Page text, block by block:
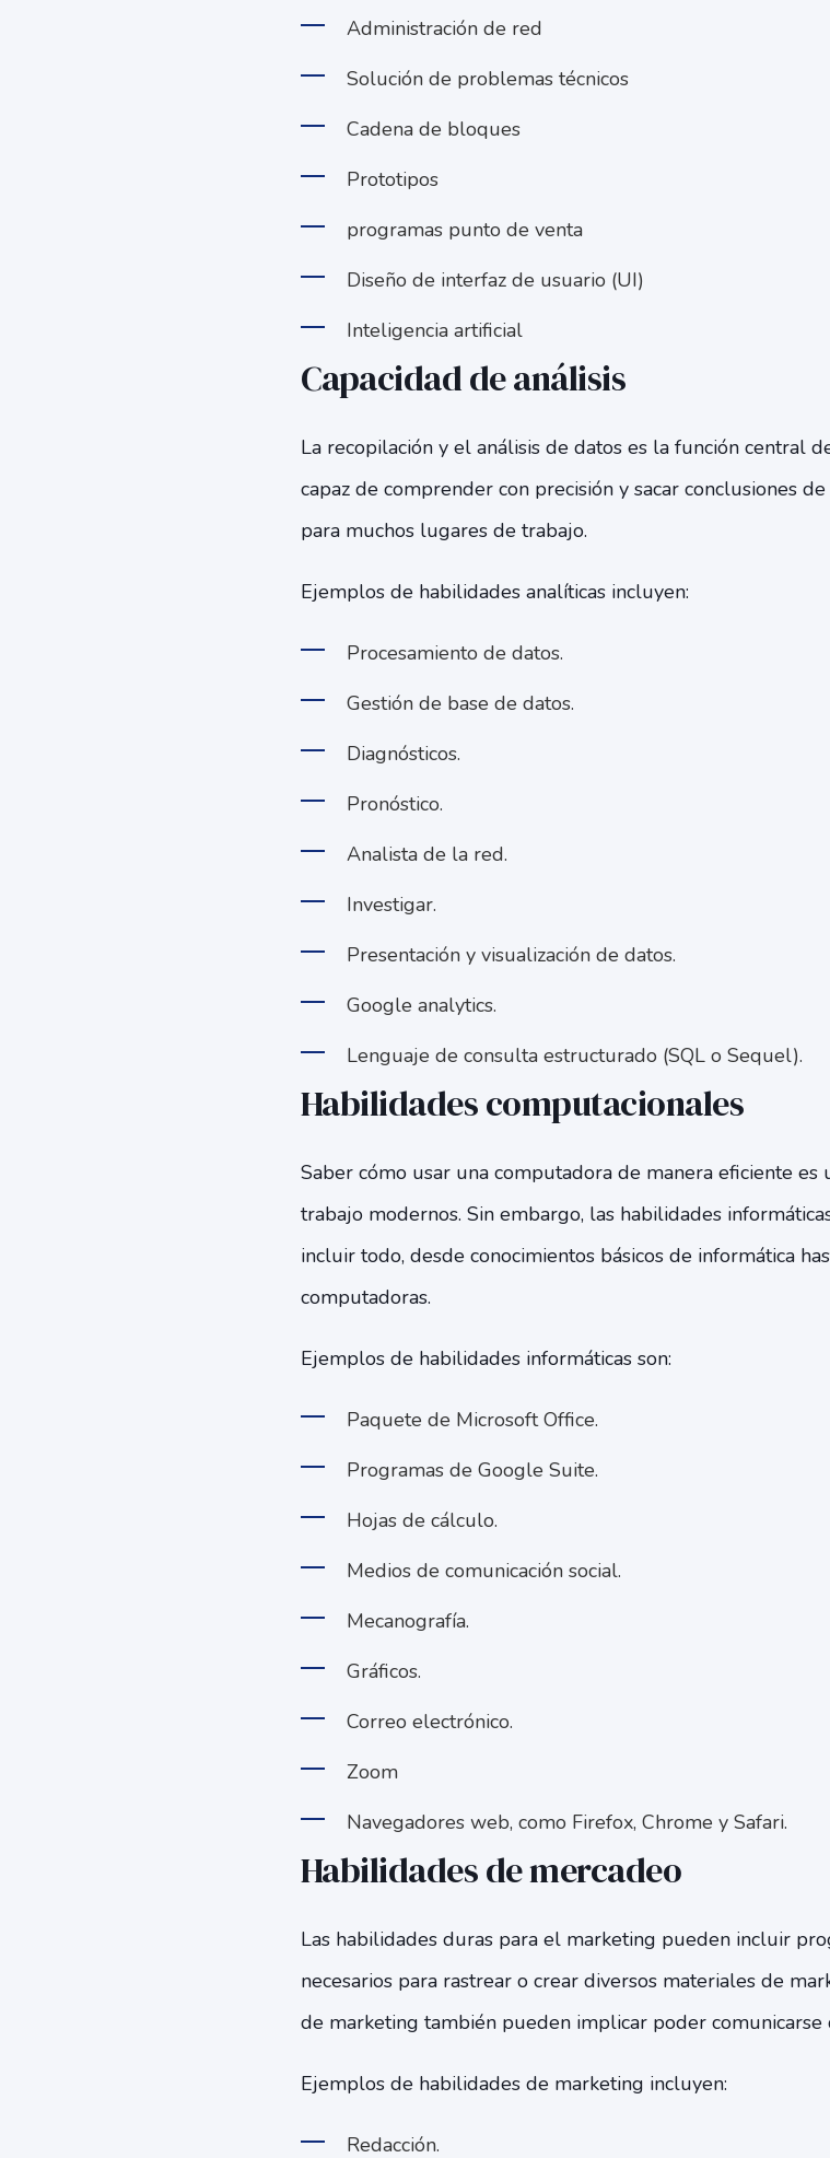
Administración de red
Solución de problemas técnicos
Cadena de bloques
Prototipos
programas punto de venta
Diseño de interfaz de usuario (UI)
Inteligencia artificial
Capacidad de análisis
La recopilación y el análisis de datos es la función central
capaz de comprender con precisión y sacar conclusiones
para muchos lugares de trabajo.
Ejemplos de habilidades analíticas incluyen:
Procesamiento de datos.
Gestión de base de datos.
Diagnósticos.
Pronóstico.
Analista de la red.
Investigar.
Presentación y visualización de datos.
Google analytics.
Lenguaje de consulta estructurado (SQL o Sequel).
Habilidades computacionales
Saber cómo usar una computadora de manera eficiente
trabajo modernos. Sin embargo, las habilidades
incluir todo, desde conocimientos básicos de informática
computadoras.
Ejemplos de habilidades informáticas son:
Paquete de Microsoft Office.
Programas de Google Suite.
Hojas de cálculo.
Medios de comunicación social.
Mecanografía.
Gráficos.
Correo electrónico.
Zoom
Navegadores web, como Firefox, Chrome y Safari.
Habilidades de mercadeo
Las habilidades duras para el marketing pueden incluir
necesarios para rastrear o crear diversos materiales de
de marketing también pueden implicar poder comunicarse
Ejemplos de habilidades de marketing incluyen:
Redacción.